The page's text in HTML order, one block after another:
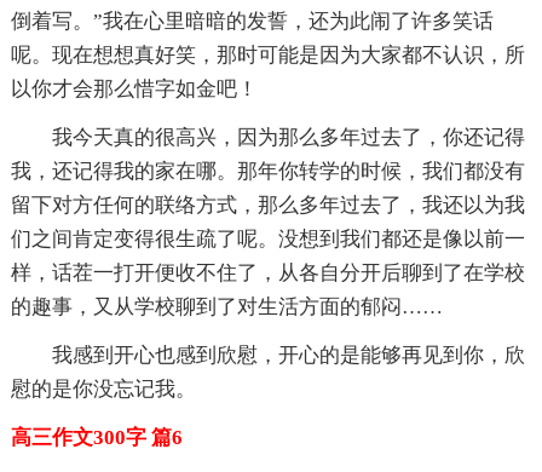
倒着写。”我在心里暗暗的发誓，还为此闹了许多笑话
呢。现在想想真好笑，那时可能是因 为大家都不认识，所
以你才会那么惜字如金吧！
我今天真的很高兴，因为那么多年过去了，你还记得
我，还记得我的家在哪。那年你转学的时候，我们都没有
留下对方任何的联络方式，那么多年过去了，我还以为我
们之间肯定变得很生疏了呢。没想到我们都还是像以前一
样，话茬一打开便收不住了，从各自分开后聊到了在学校
的趣事，又从学校聊到了对生活方面的郁闷……
我感到开心也感到欣慰，开心的是能够再见到你，欣
慰的是你没忘记我。
高三作文300字 篇6